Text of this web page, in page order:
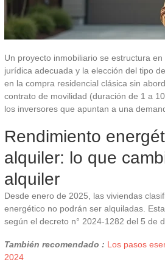
Un proyecto inmobiliario se estructura
jurídica adecuada y la elección del tipo
en la compra residencial clásica sin
contrato de movilidad (duración de 1 a
los inversores que apuntan a una
Rendimiento
alquiler: lo que
alquiler
Desde enero de 2025, las viviendas
energético no podrán ser alquiladas.
según el decreto n° 2024-1282 del 5 de
También recomendado : Los pasos
2024